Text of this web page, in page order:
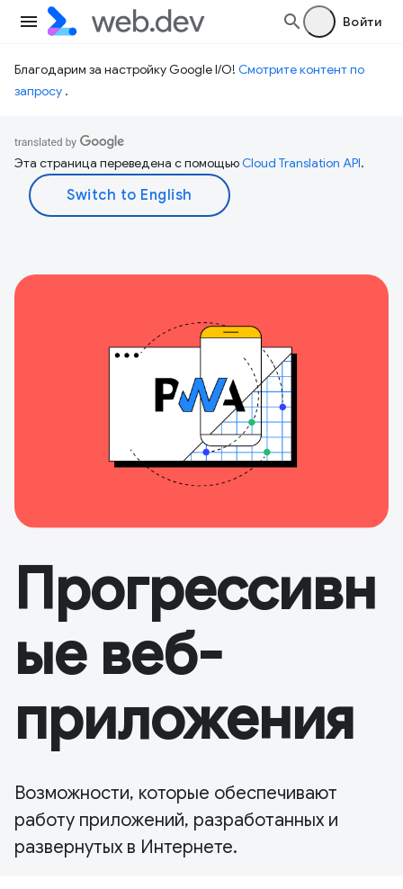
Войти
Благодарим за настройку Google I/O! Смотрите контент по
запросу .
Эта страница переведена с помощьюCloud Translation API.
Прогрессивн
ые веб-
приложения
Возможности, которые обеспечивают
работу приложений, разработанных и
развернутых в Интернете.